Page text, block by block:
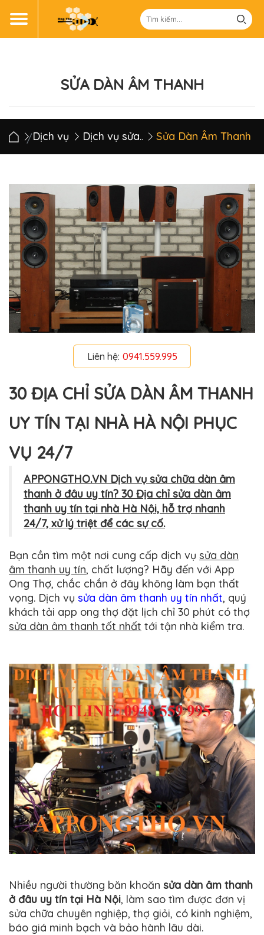
SỬA DÀN ÂM THANH
Dịch vụ Dịch vụ sửa chữa điện tử Sửa Dàn Âm Thanh
Liên hệ: 0941.559.995
30 ĐỊA CHỈ SỬA DÀN ÂM THANH
UY TÍN TẠI NHÀ HÀ NỘI PHỤC
VỤ 24/7
APPONGTHO.VN Dịch vụ sửa chữa dàn âm
thanh ở đâu uy tín? 30 Địa chỉ sửa dàn âm
thanh uy tín tại nhà Hà Nội, hỗ trợ nhanh
24/7, xử lý triệt để các sự cố.
Bạn cần tìm một nơi cung cấp dịch vụ sửa dàn
âm thanh uy tín, chất lượng? Hãy đến với App
Ong Thợ, chắc chắn ở đây không làm bạn thất
vọng. Dịch vụ sửa dàn âm thanh uy tín nhất, quý
khách tải app ong thợ đặt lịch chỉ 30 phút có thợ
sửa dàn âm thanh tốt nhất tới tận nhà kiểm tra.
Nhiều người thường băn khoăn sửa dàn âm thanh
ở đâu uy tín tại Hà Nội, làm sao tìm được đơn vị
sửa chữa chuyên nghiệp, thợ giỏi, có kinh nghiệm,
báo giá minh bạch và bảo hành lâu dài.